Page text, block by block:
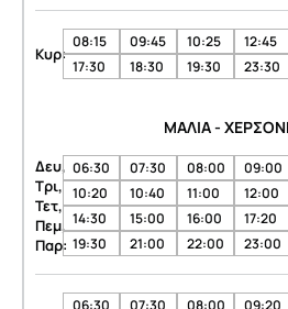
Κυρ:
08:15 09:45 10:25 12:45
17:30
18:30 19:30 23:30
ΜΑΛΙΑ -
Δευ,
Τρι,
Τετ,
Πεμ,
Παρ:
06:30 07:30 08:00 09:00
10:20
10:40 11:00 12:00
14:30
15:00 16:00 17:20
19:30
21:00 22:00 23:00